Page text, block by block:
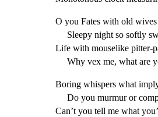
O you Fates with old
Sleepy night so softly
Life with mouselike pitter-
Why vex me, what are
Boring whispers what
Do you murmur or
Can’t you tell me what